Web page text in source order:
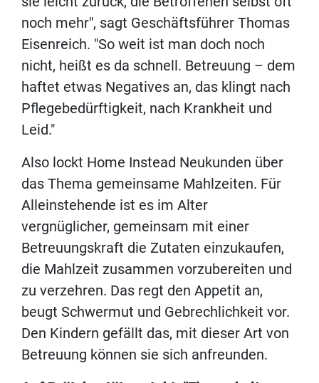
noch mehr", sagt Geschäftsführer Thomas
Eisenreich. "So weit ist man doch noch
nicht, heißt es da schnell. Betreuung – dem
haftet etwas Negatives an, das klingt nach
Pflegebedürftigkeit, nach Krankheit und
Leid."
Also lockt Home Instead Neukunden über
das Thema gemeinsame Mahlzeiten. Für
Alleinstehende ist es im Alter
vergnüglicher, gemeinsam mit einer
Betreuungskraft die Zutaten einzukaufen,
die Mahlzeit zusammen vorzubereiten und
zu verzehren. Das regt den Appetit an,
beugt Schwermut und Gebrechlichkeit vor.
Den Kindern gefällt das, mit dieser Art von
Betreuung können sie sich anfreunden.